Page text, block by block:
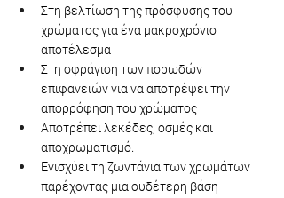
Στη βελτίωση της πρόσφυσης του
χρώματος για ένα μακροχρόνιο
αποτέλεσμα
Στη σφράγιση των πορωδών
επιφανειών για να αποτρέψει την
απορρόφηση του χρώματος
Αποτρέπει λεκέδες, οσμές και
αποχρωματισμό.
Ενισχύει τη ζωντάνια των χρωμάτων
παρέχοντας μια ουδέτερη βάση